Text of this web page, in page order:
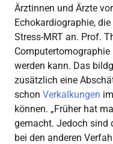
Ärztinnen und Ärzte
Echokardiographie,
Stress-MRT an. Prof.
werden kann. Das
zusätzlich eine
schon Verkalkungen
können. „Früher hat
gemacht. Jedoch sind
bei den anderen